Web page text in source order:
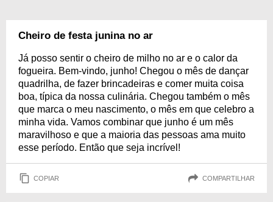
Cheiro de festa junina no ar
Já posso sentir o cheiro de milho no ar e o calor da
fogueira. Bem-vindo, junho! Chegou o mês de dançar
quadrilha, de fazer brincadeiras e comer muita coisa
boa, típica da nossa culinária. Chegou também o mês
que marca o meu nascimento, o mês em que celebro a
minha vida. Vamos combinar que junho é um mês
maravilhoso e que a maioria das pessoas ama muito
esse período. Então que seja incrível!
COPIAR COMPARTILHAR